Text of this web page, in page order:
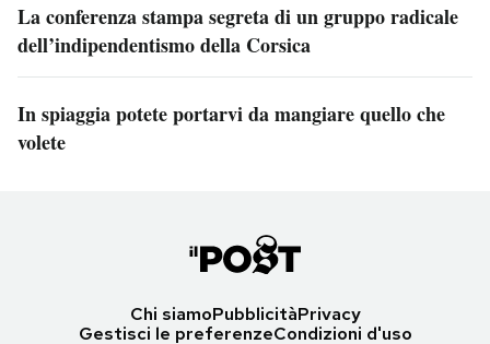
La conferenza stampa segreta di un gruppo radicale
dell’indipendentismo della Corsica
In spiaggia potete portarvi da mangiare quello che
volete
Chi siamoPubblicitàPrivacy
Gestisci le preferenzeCondizioni d'uso